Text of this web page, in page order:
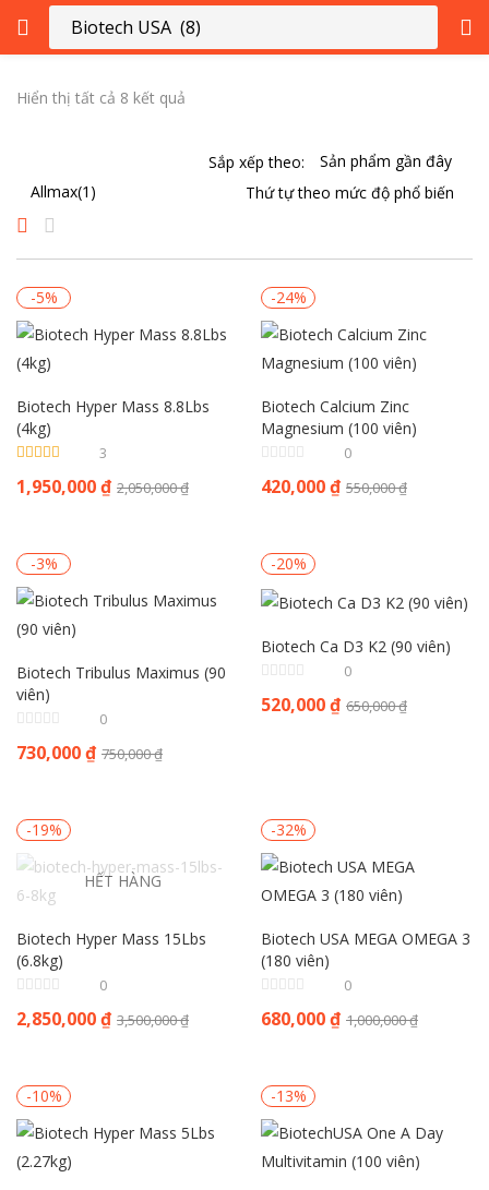
ĐĂNG NHẬP
Nhập tên người dùng và mật khẩu của bạn để đăng nhập.
Đăng Nhập
Quên mật khẩu?
Hiển thị tất cả 8 kết quả
Sắp xếp theo:
-5%
Biotech Hyper Mass 8.8Lbs
(4kg)
hạng4.675
3
1,950,000₫ 2,050,000₫
-24%
Biotech Calcium Zinc
Magnesium (100 viên)
0
420,000₫ 550,000₫
-3%
Biotech Tribulus Maximus (90
viên)
0
730,000₫ 750,000₫
-20%
Biotech Ca D3 K2 (90 viên)
0
520,000₫ 650,000₫
-19%
HẾT HÀNG
Biotech Hyper Mass 15Lbs
(6.8kg)
0
2,850,000₫ 3,500,000₫
-32%
Biotech USA MEGA OMEGA 3
(180 viên)
0
680,000₫ 1,000,000₫
-10% -13%